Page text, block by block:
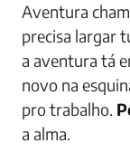
Aventura
precisa largar
a aventura tá
novo na
pro trabalho.
a alma.